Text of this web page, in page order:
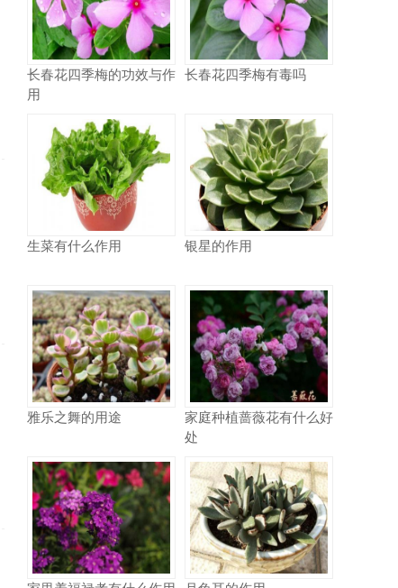
长春花四季梅的功效与作
用
长春花四季梅有毒吗
生菜有什么作用 银星的作用
雅乐之舞的用途
家庭种植蔷薇花有什么好
处